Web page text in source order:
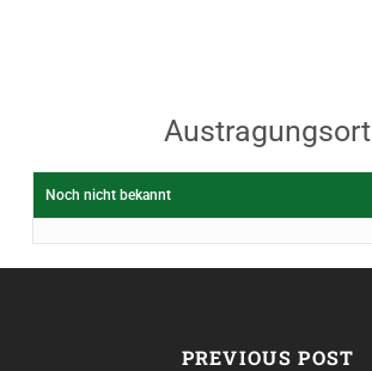
Austragungsort
Noch nicht bekannt
PREVIOUS POST